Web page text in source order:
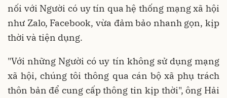
nối với Người có uy tín qua hệ thống mạng xã hội
như Zalo, Facebook, vừa đảm bảo nhanh gọn, kịp
thời và tiện dụng.
"Với những Người có uy tín không sử dụng mạng
xã hội, chúng tôi thông qua cán bộ xã phụ trách
thôn bản để cung cấp thông tin kịp thời", ông Hải